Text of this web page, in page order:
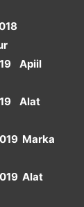
Apiil
Alat
Marka
Alat